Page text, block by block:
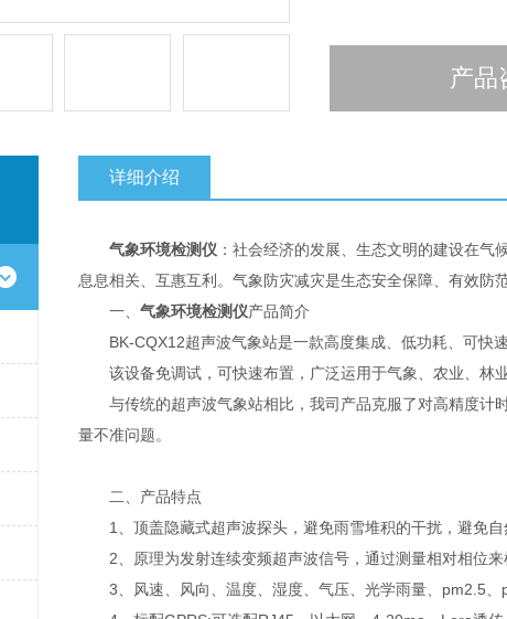
产品
详细介绍
气象环境检测仪 ：社会经济的发展、生态文明的建设在
息息相关、互惠互利。气象防灾减灾是生态安全保障、有效防
一、 气象环境检测仪产品简介
BK-CQX12超声波气象站是一款高度集成、低功耗、可快速
该设备免调试，可快速布置，广泛运用于气象、农业、林
与传统的超声波气象站相比，我司产品克服了对高精度计
量不准问题。
二、产品特点
1、顶盖隐藏式超声波探头，避免雨雪堆积的干扰，避免自
2、原理为发射连续变频超声波信号，通过测量相对相位来
3、风速、风向、温度、湿度、气压、光学雨量、pm2.5、